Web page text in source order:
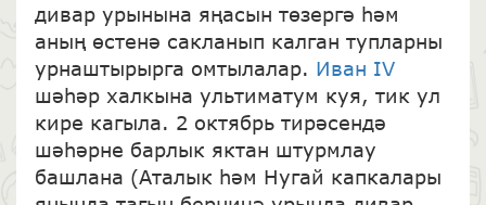
дивар урынына яңасын төзергә һәм
аның өстенә сакланып калган тупларны
урнаштырырга омтылалар. Иван IV
шәһәр халкына ультиматум куя, тик ул
кире кагыла. 2 октябрь тирәсендә
шәһәрне барлык яктан штурмлау
башлана (Аталык һәм Нугай капкалары